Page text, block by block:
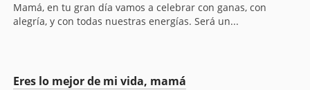
Mamá, en tu gran día vamos a celebrar con ganas, con
alegría, y con todas nuestras energías. Será un...
Eres lo mejor de mi vida, mamá